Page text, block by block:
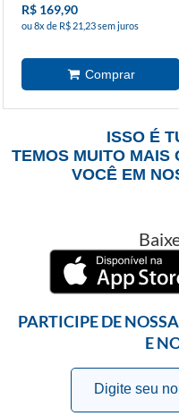
R$ 169,90
ou 8x de R$ 21,23 sem juros
ISSO É
TEMOS MUITO MAIS
VOCÊ EM
PARTICIPE DE
E